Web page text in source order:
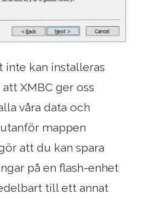
inte kan installeras
XMBC ger oss
våra data och
mappen
att du kan spara
på en flash-enhet
till ett annat